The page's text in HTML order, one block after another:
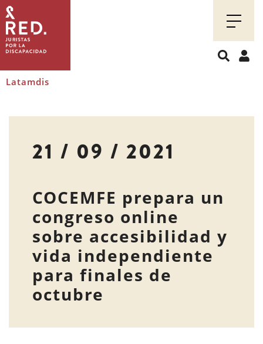
Juristas
por
la
discapacidad
Latamdis
21 / 09 / 2021
COCEMFE prepara un
congreso online
sobre accesibilidad y
vida independiente
para finales de
octubre